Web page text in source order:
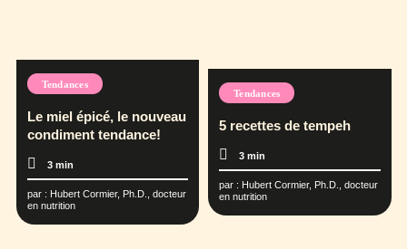
Tendances
Le miel épicé, le nouveau
condiment tendance!
3 min
par : Hubert Cormier, Ph.D., docteur
en nutrition
Tendances
5 recettes de tempeh
3 min
par : Hubert Cormier, Ph.D., docteur
en nutrition